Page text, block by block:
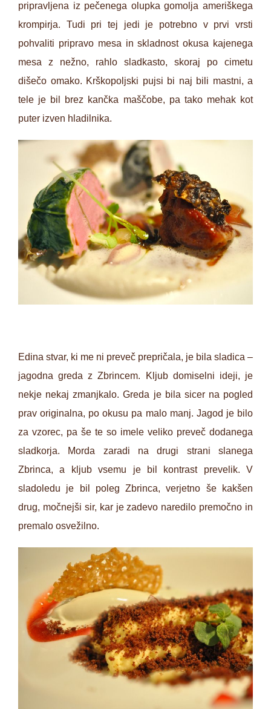
pripravljena iz pečenega olupka gomolja ameriškega
krompirja. Tudi pri tej jedi je potrebno v prvi vrsti
pohvaliti pripravo mesa in skladnost okusa kajenega
mesa z nežno, rahlo sladkasto, skoraj po cimetu
dišečo omako. Krškopoljski pujsi bi naj bili mastni, a
tele je bil brez kančka maščobe, pa tako mehak kot
puter izven hladilnika.
Edina stvar, ki me ni preveč prepričala, je bila sladica –
jagodna greda z Zbrincem. Kljub domiselni ideji, je
nekje nekaj zmanjkalo. Greda je bila sicer na pogled
prav originalna, po okusu pa malo manj. Jagod je bilo
za vzorec, pa še te so imele veliko preveč dodanega
sladkorja. Morda zaradi na drugi strani slanega
Zbrinca, a kljub vsemu je bil kontrast prevelik. V
sladoledu je bil poleg Zbrinca, verjetno še kakšen
drug, močnejši sir, kar je zadevo naredilo premočno in
premalo osvežilno.